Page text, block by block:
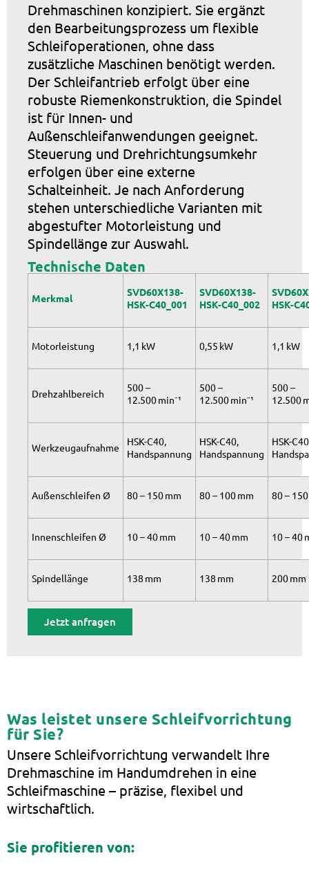
Drehmaschinen konzipiert. Sie ergänzt
den Bearbeitungsprozess um flexible
Schleifoperationen, ohne dass
zusätzliche Maschinen benötigt werden.
Der Schleifantrieb erfolgt über eine
robuste Riemenkonstruktion, die Spindel
ist für Innen- und
Außenschleifanwendungen geeignet.
Steuerung und Drehrichtungsumkehr
erfolgen über eine externe
Schalteinheit. Je nach Anforderung
stehen unterschiedliche Varianten mit
abgestufter Motorleistung und
Spindellänge zur Auswahl.
Technische Daten
Merkmal
SVD60X138-
HSK-C40_001
SVD60X138-
HSK-C40_002
HSK-
Motorleistung 1,1 kW 0,55 kW 1,1 kW
Drehzahlbereich
500 –
12.500 min⁻¹
500 –
12.500 min⁻¹
500 –
12.500
Werkzeugaufnahme
HSK-C40,
Handspannung
HSK-C40,
Handspannung
HSK-
Außenschleifen Ø 80 – 150 mm 80 – 100 mm 80 –
Innenschleifen Ø 10 – 40 mm 10 – 40 mm 10 – 40
Spindellänge 138 mm 138 mm 200 mm
Jetzt anfragen
Was leistet unsere Schleifvorrichtung
für Sie?
Unsere Schleifvorrichtung verwandelt Ihre
Drehmaschine im Handumdrehen in eine
Schleifmaschine – präzise, flexibel und
wirtschaftlich.
Sie profitieren von: